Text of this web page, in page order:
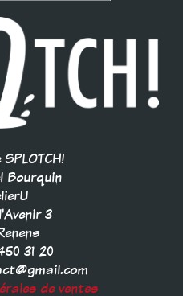
Bourquin
3
31 20
de ventes